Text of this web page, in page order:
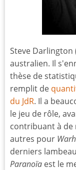
Steve Darlington
australien. Il
thèse de
remplit de
du JdR. Il a
le jeu de rôle,
contribuant à
autres pour
derniers
Paranoïa est le